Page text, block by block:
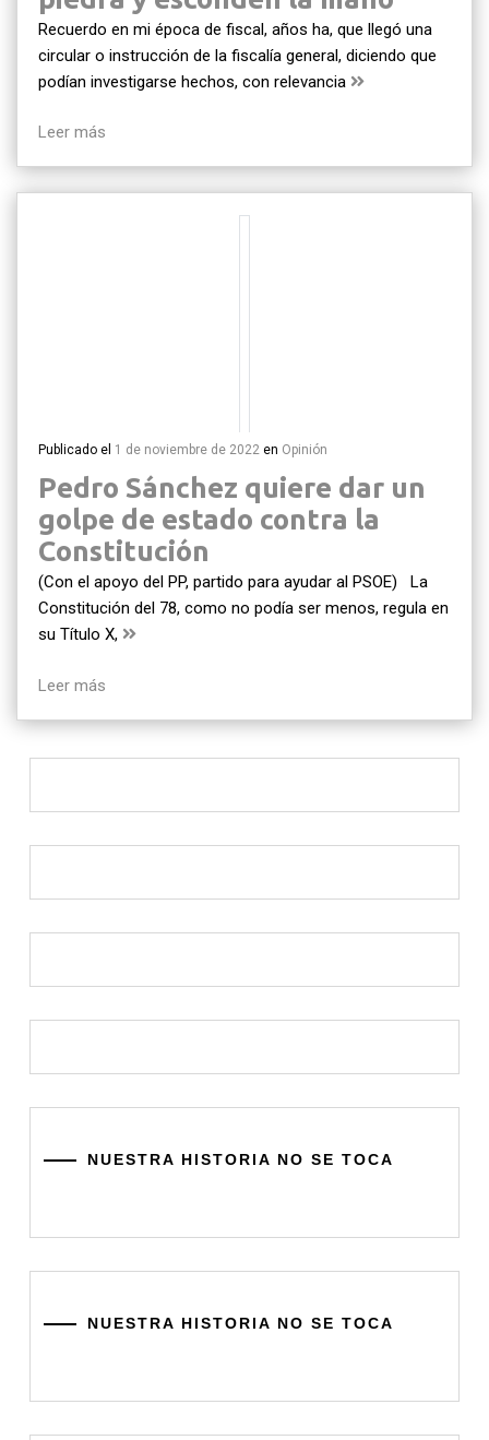
Recuerdo en mi época de fiscal, años ha, que llegó una
circular o instrucción de la fiscalía general, diciendo que
podían investigarse hechos, con relevancia
Leer más
Publicado el 1 de noviembre de 2022 en Opinión
Pedro Sánchez quiere dar un
golpe de estado contra la
Constitución
(Con el apoyo del PP, partido para ayudar al PSOE) La
Constitución del 78, como no podía ser menos, regula en
su Título X,
Leer más
NUESTRA HISTORIA NO SE TOCA
NUESTRA HISTORIA NO SE TOCA